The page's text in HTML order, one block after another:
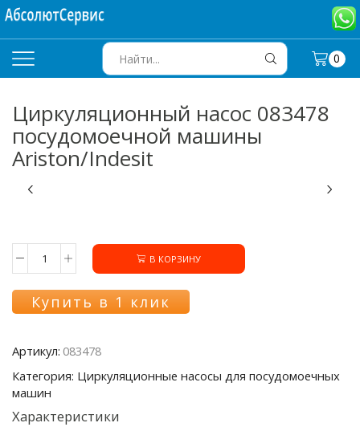
INPUT
0
Циркуляционный насос 083478
посудомоечной машины
Ariston/Indesit
Количество
Циркуляционный
насос
машины
В КОРЗИНУ
Купить в 1 клик
Артикул: 083478
Категория: Циркуляционные насосы для посудомоечных
машин
Характеристики